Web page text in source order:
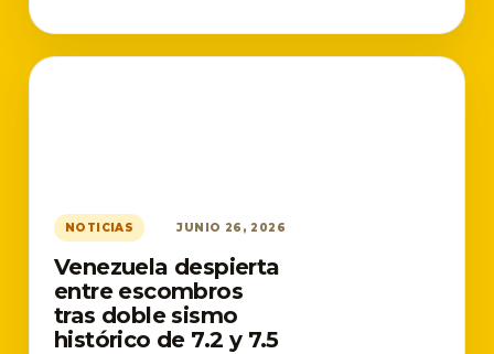
NOTICIAS JUNIO 26, 2026
Venezuela despierta
entre escombros
tras doble sismo
histórico de 7.2 y 7.5